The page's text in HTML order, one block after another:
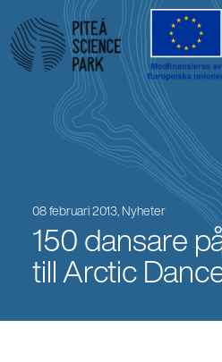
08 februari 2013, Nyheter
150 dansare
till Arctic